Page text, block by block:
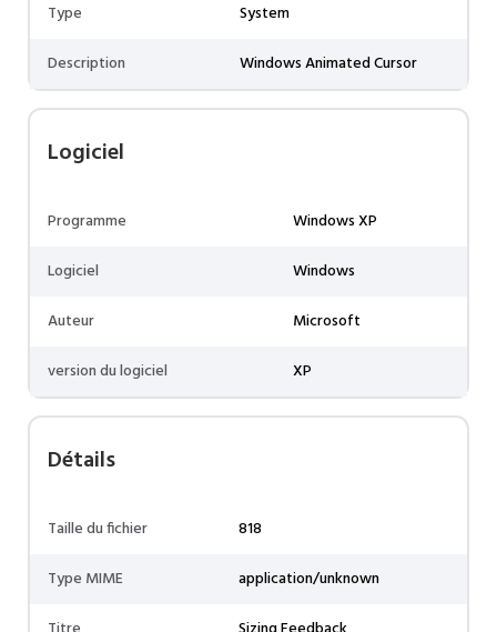
Type
System
Description
Windows Animated Cursor
Logiciel
Programme
Windows XP
Logiciel
Windows
Auteur
Microsoft
version du logiciel
XP
Détails
Taille du fichier
818
Type MIME
application/unknown